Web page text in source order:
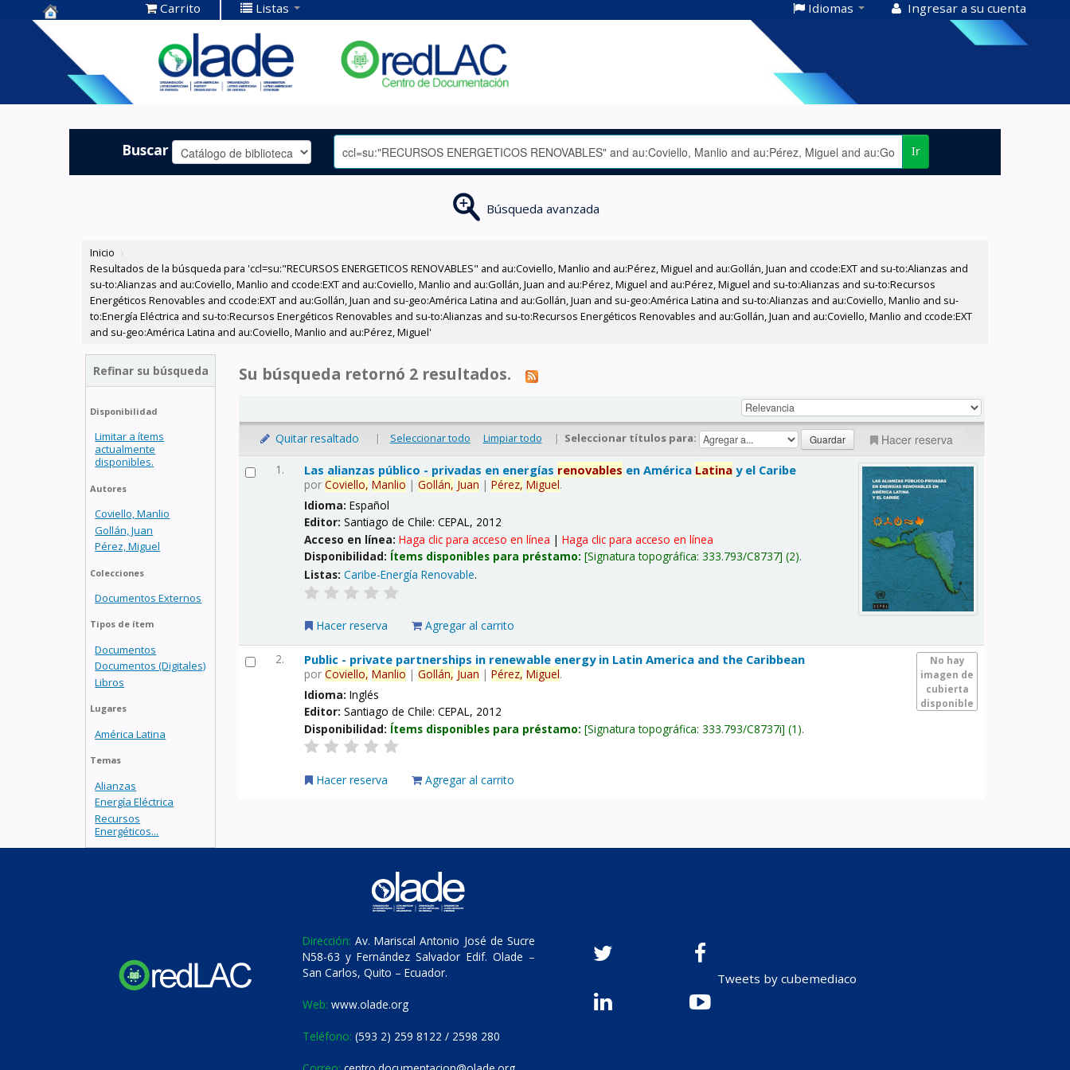
Centro de
Documentación
OLADE -
Carrito Listas Idiomas Ingresar a su cuenta
Buscar Ir
Búsqueda avanzada
Inicio ›
Resultados de la búsqueda para 'ccl=su:"RECURSOS ENERGETICOS RENOVABLES" and au:Coviello, Manlio and au:Pérez, Miguel and au:Gollán, Juan and ccode:EXT and su-to:Alianzas and
su-to:Alianzas and au:Coviello, Manlio and ccode:EXT and au:Coviello, Manlio and au:Gollán, Juan and au:Pérez, Miguel and au:Pérez, Miguel and su-to:Alianzas and su-to:Recursos
Energéticos Renovables and ccode:EXT and au:Gollán, Juan and su-geo:América Latina and au:Gollán, Juan and su-geo:América Latina and su-to:Alianzas and au:Coviello, Manlio and su-
to:Energía Eléctrica and su-to:Recursos Energéticos Renovables and su-to:Alianzas and su-to:Recursos Energéticos Renovables and au:Gollán, Juan and au:Coviello, Manlio and ccode:EXT
and su-geo:América Latina and au:Coviello, Manlio and au:Pérez, Miguel'
Refinar su búsqueda
Disponibilidad
Limitar a ítems
actualmente
disponibles.
Autores
Coviello, Manlio
Gollán, Juan
Pérez, Miguel
Colecciones
Documentos Externos
Tipos de ítem
Documentos
Documentos (Digitales)
Libros
Lugares
América Latina
Temas
Alianzas
Energía Eléctrica
Recursos
Energéticos...
Su búsqueda retornó 2 resultados.
Quitar resaltado | Seleccionar todo Limpiar todo | Seleccionar títulos para: Hacer reserva
1. Las alianzas público - privadas en energías renovables en América Latina y el Caribe
porCoviello, Manlio |Gollán, Juan |Pérez, Miguel.
Idioma:Español
Editor:Santiago de Chile: CEPAL, 2012
Acceso en línea:Haga clic para acceso en línea |Haga clic para acceso en línea
Disponibilidad: Ítems disponibles para préstamo: Signatura topográfica:333.793/C8737 (2).
Listas: Caribe-Energía Renovable.
Hacer reserva Agregar al carrito
2.
No hay
imagen de
cubierta
disponible
Public - private partnerships in renewable energy in Latin America and the Caribbean
porCoviello, Manlio |Gollán, Juan |Pérez, Miguel.
Idioma:Inglés
Editor:Santiago de Chile: CEPAL, 2012
Disponibilidad: Ítems disponibles para préstamo: Signatura topográfica:333.793/C8737i (1).
Hacer reserva Agregar al carrito
Dirección: Av. Mariscal Antonio José de Sucre
N58-63 y Fernández Salvador Edif. Olade –
San Carlos, Quito – Ecuador.
Web: www.olade.org
Teléfono: (593 2) 259 8122 / 2598 280
Tweets by cubemediaco